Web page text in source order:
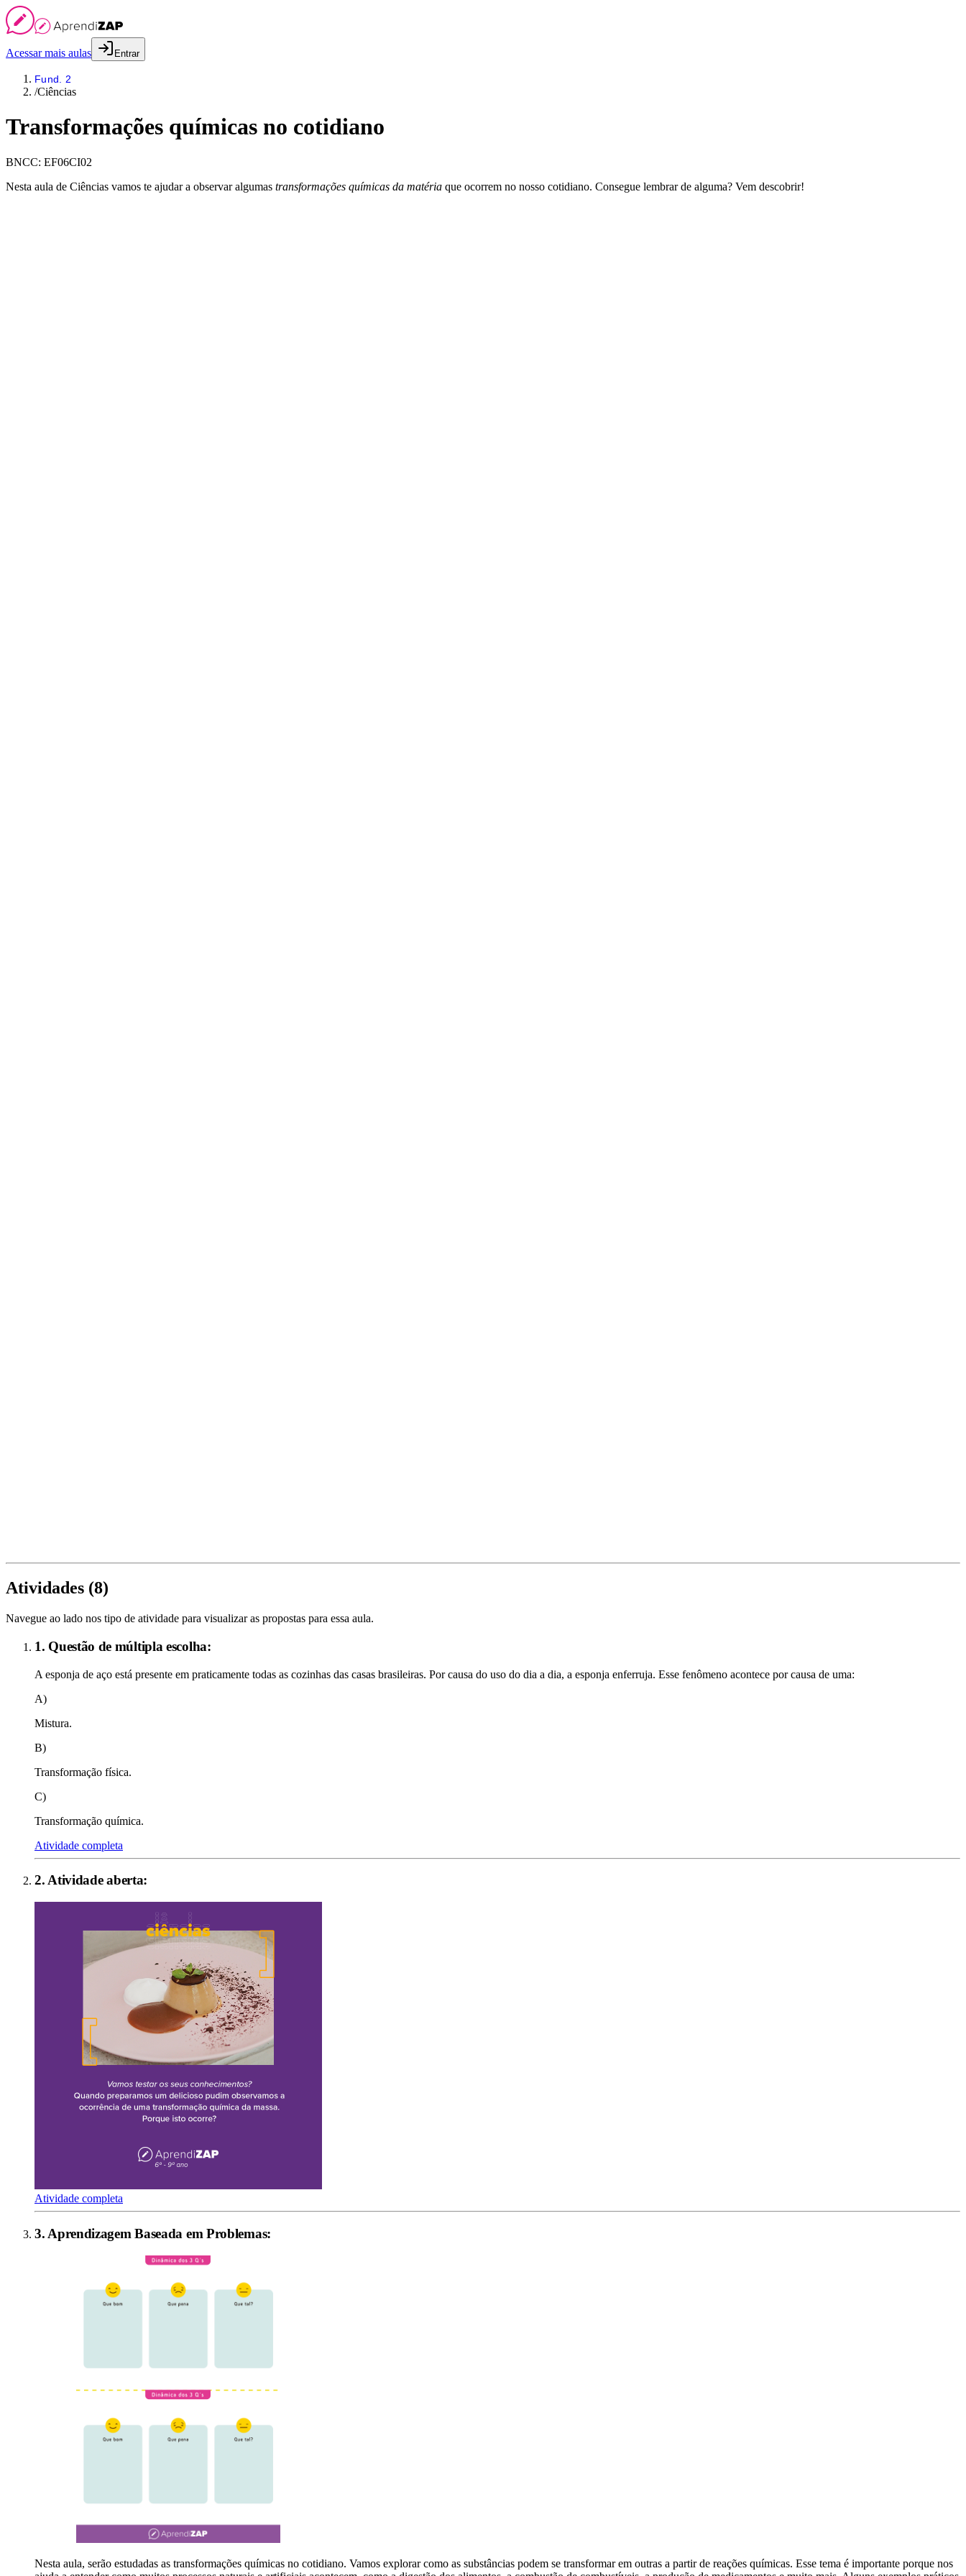
Acessar mais aulas Entrar
Fund. 2
/Ciências
Transformações químicas no cotidiano
BNCC: EF06CI02
Nesta aula de Ciências vamos te ajudar a observar algumas transformações químicas da matéria que ocorrem no nosso cotidiano. Consegue lembrar de alguma? Vem descobrir!
Atividades (8)
Navegue ao lado nos tipo de atividade para visualizar as propostas para essa aula.
1. Questão de múltipla escolha:
A esponja de aço está presente em praticamente todas as cozinhas das casas brasileiras. Por causa do uso do dia a dia, a esponja enferruja. Esse fenômeno acontece por causa de uma:
A)
Mistura.
B)
Transformação física.
C)
Transformação química.
Atividade completa
2. Atividade aberta:
Atividade completa
3. Aprendizagem Baseada em Problemas:
Nesta aula, serão estudadas as transformações químicas no cotidiano. Vamos explorar como as substâncias podem se transformar em outras a partir de reações químicas. Esse tema é importante porque nos